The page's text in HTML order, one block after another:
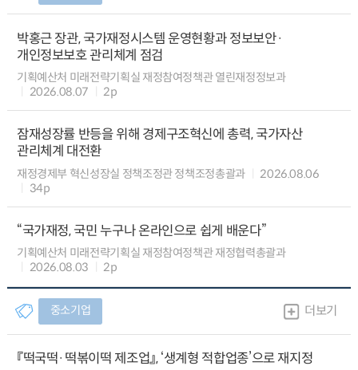
박홍근 장관, 국가재정시스템 운영현황과 정보보안·
개인정보보호 관리체계 점검
기획예산처 미래전략기획실 재정참여정책관 열린재정정보과
2026.08.07
2p
잠재성장률 반등을 위해 경제구조혁신에 총력, 국가자산
관리체계 대전환
재정경제부 혁신성장실 정책조정관 정책조정총괄과
2026.08.06
34p
“국가재정, 국민 누구나 온라인으로 쉽게 배운다”
기획예산처 미래전략기획실 재정참여정책관 재정협력총괄과
2026.08.03
2p
중소기업 더보기
『떡국떡·떡볶이떡 제조업』, ‘생계형 적합업종’으로 재지정